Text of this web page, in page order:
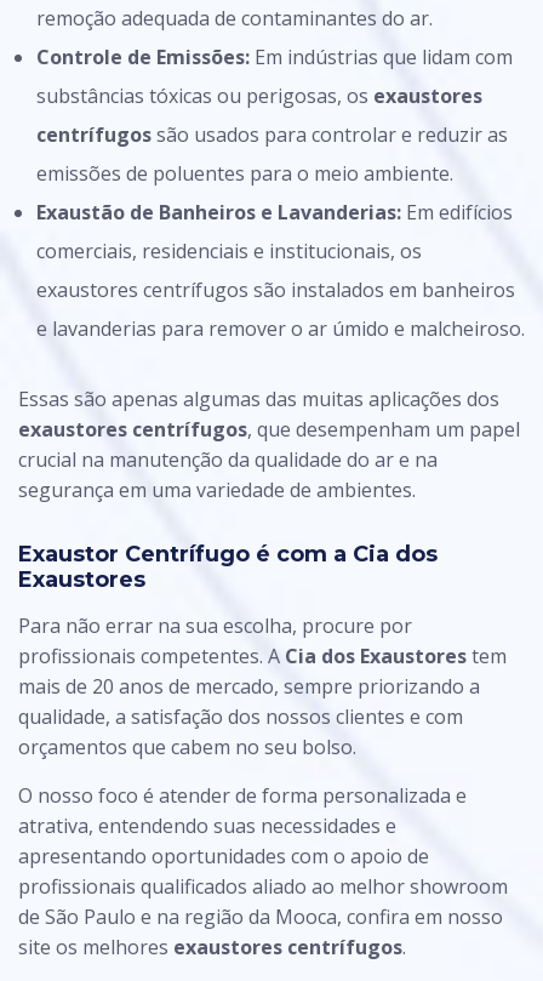
remoção adequada de contaminantes do ar.
Controle de Emissões: Em indústrias que lidam com
substâncias tóxicas ou perigosas, os exaustores
centrífugossão usados para controlar e reduzir as
emissões de poluentes para o meio ambiente.
Exaustão de Banheiros e Lavanderias: Em edifícios
comerciais, residenciais e institucionais, os
exaustores centrífugos são instalados em banheiros
e lavanderias para remover o ar úmido e malcheiroso.
Essas são apenas algumas das muitas aplicações dos
exaustores centrífugos, que desempenham um papel
crucial na manutenção da qualidade do ar e na
segurança em uma variedade de ambientes.
Exaustor Centrífugo é com a Cia dos
Exaustores
Para não errar na sua escolha, procure por
profissionais competentes. A Cia dos Exaustorestem
mais de 20 anos de mercado, sempre priorizando a
qualidade, a satisfação dos nossos clientes e com
orçamentos que cabem no seu bolso.
O nosso foco é atender de forma personalizada e
atrativa, entendendo suas necessidades e
apresentando oportunidades com o apoio de
profissionais qualificados aliado ao melhor showroom
de São Paulo e na região da Mooca, confira em nosso
site os melhores exaustores centrífugos.